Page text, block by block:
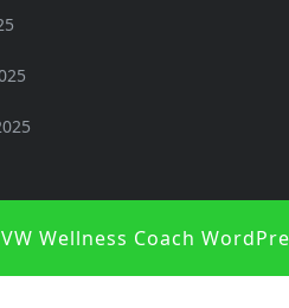
VW Wellness Coach